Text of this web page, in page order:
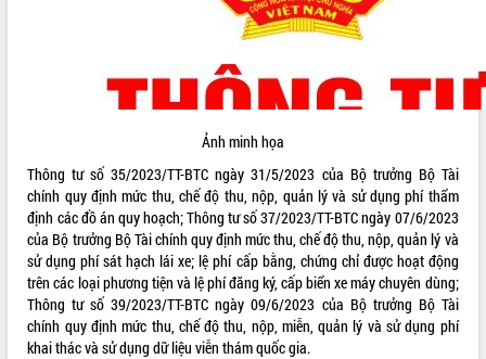
QUY HOẠCH - KẾ HOẠCH
Ảnh minh họa
Thông tư số 35/2023/TT-BTC ngày 31/5/2023 của Bộ trưởng Bộ Tài
chính quy định mức thu, chế độ thu, nộp, quản lý và sử dụng phí thẩm
định các đồ án quy hoạch; Thông tư số 37/2023/TT-BTC ngày 07/6/2023
của Bộ trưởng Bộ Tài chính quy định mức thu, chế độ thu, nộp, quản lý và
sử dụng phí sát hạch lái xe; lệ phí cấp bằng, chứng chỉ được hoạt động
trên các loại phương tiện và lệ phí đăng ký, cấp biển xe máy chuyên dùng;
Thông tư số 39/2023/TT-BTC ngày 09/6/2023 của Bộ trưởng Bộ Tài
chính quy định mức thu, chế độ thu, nộp, miễn, quản lý và sử dụng phí
khai thác và sử dụng dữ liệu viễn thám quốc gia.